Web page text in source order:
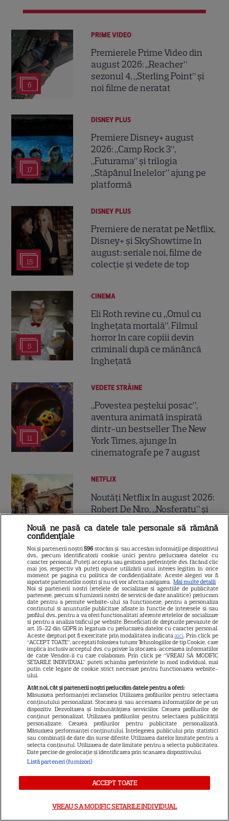
6
PRIME VIDEO
Premierele Prime Video din
august 2026: „Reacher”
sezonul 4, „Sterling Point” și
noi filme de neratat
17
DISNEY PLUS
Premiere Disney+ august
2026: „Camp Rock 3”,
„Futurama” și trilogia
„Stăpânul Inelelor” ajung pe
platformă
15
DISNEY PLUS
Premiere de neratat pe Netflix,
Disney+ și SkyShowtime în
august: seriale noi, filme de
colecție și vedete de top
5
CINEMA
Eli Roth revine cu „Omul cu
înghețata mortală”. Filmul
horror în care copiii devin
criminali după ce mănâncă
înghețată
11
VEDETE STRĂINE
„Povestea peștelui posac”,
aventura animată inspirată
dintr-un bestseller The New
York Times, ajunge în
cinematografe pe 7 august
16
NETFLIX
Noutăți Netflix în august 2026:
Robert De Niro, „Nosferatu” și
Banks” și „Un veac de
singurătate”
14
VEDETE STRĂINE
Sean Astin din „Stăpânul
Inelelor” a fost nevoit să își
vândă casa din cauza
salariului mic: Câți bani a
primit de fapt
14
VEDETE STRĂINE
regizorului premiat cu Oscar
care a realizat documentarul
despre viața sa. Filmul are 232
de minute
VEDETE STRĂINE
Panther. David Jonsson preia
Boseman
Nouă ne pasă ca datele tale personale să rămână
confidențiale
Noi și partenerii noștri596 stocăm și/sau accesăm informații pe dispozitivul
dvs., precum identificatorii cookie unici pentru prelucrarea datelor cu
caracter personal. Puteți accepta sau gestiona preferințele dvs. făcând clic
mai jos, respectiv vă puteți opune utilizării unui interes legitim în orice
moment pe pagina cu politica de confidențialitate. Aceste alegeri vor fi
raportate partenerilor noștri și nu vă vor afecta navigarea. Mai multe detalii
Noi si partenerii nostri (retelele de socializare si agentiile de publicitate
partenere, precum si furnizorii nostri de servicii de date analitice) prelucram
date pentru a permite website-ului sa functioneze, pentru a personaliza
continutul si anunturile publicitare afisate in functie de interesele si/sau
profilul dvs., pentru a va oferi functionalitati aferente retelelor de socializare
si pentru a analiza traficul pe website. Beneficiati de drepturile prevazute de
art. 15-22 din GDPR in legatura cu prelucrarea datelor cu caracter personal.
Aceste drepturi pot fi exercitate prin modalitatea indicataaici. Prin click pe
“ACCEPT TOATE”, acceptati folosirea tuturor Tehnologiilor de tip Cookie, care
implica inclusiv acceptul dvs. cu privire la stocarea/accesarea informatiilor
de catre Vendor-ii cu care colaboram. Prin click pe “VREAU SA MODIFIC
SETARILE INDIVIDUAL” puteti schimba preferintele in mod individual, mai
putin cele legate de cookie strict necesare pentru functionarea website-
ului.
Atât noi, cât și partenerii noștri prelucrăm datele pentru a oferi:
Măsurarea performanței reclamelor. Utilizarea profilurilor pentru selectarea
conținutului personalizat. Stocarea și/sau accesarea informațiilor de pe un
dispozitiv. Dezvoltarea și îmbunătățirea serviciilor. Crearea profilurilor de
conținut personalizat. Utilizarea profilurilor pentru selectarea publicității
personalizate. Crearea profilurilor pentru publicitate personalizată.
Măsurarea performanței conținutului. Înțelegerea publicului prin statistici
sau combinații de date din surse diferite. Utilizarea datelor limitate pentru a
selecta conținutul. Utilizarea de date limitate pentru a selecta publicitatea.
Date precise de geolocație și identificarea prin scanarea dispozitivului.
Listă parteneri (furnizori)
ACCEPT TOATE
VREAU SA MODIFIC SETARILE INDIVIDUAL